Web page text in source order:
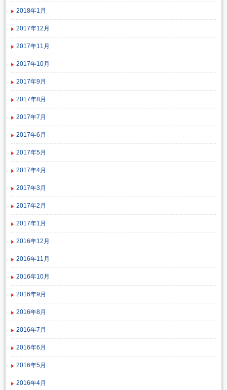
2018年1月
2017年12月
2017年11月
2017年10月
2017年9月
2017年8月
2017年7月
2017年6月
2017年5月
2017年4月
2017年3月
2017年2月
2017年1月
2016年12月
2016年11月
2016年10月
2016年9月
2016年8月
2016年7月
2016年6月
2016年5月
2016年4月